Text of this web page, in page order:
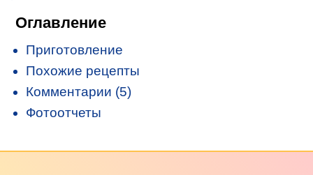
Оглавление
Приготовление
Похожие рецепты
Комментарии (5)
Фотоотчеты